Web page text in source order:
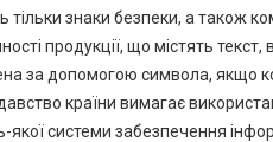
тільки знаки безпеки, а також
продукції, що містять
за допомогою символа, якщо
країни вимагає
системи забезпечення